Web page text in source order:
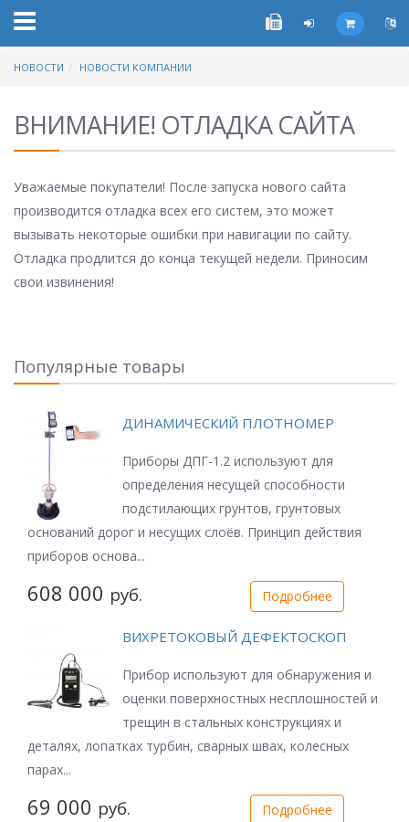
НОВОСТИ НОВОСТИ КОМПАНИИ
ВНИМАНИЕ! ОТЛАДКА САЙТА
Уважаемые покупатели! После запуска нового сайта
производится отладка всех его систем, это может
вызывать некоторые ошибки при навигации по сайту.
Отладка продлится до конца текущей недели. Приносим
свои извинения!
Популярные товары
ДИНАМИЧЕСКИЙ ПЛОТНОМЕР
Приборы ДПГ-1.2 используют для
определения несущей способности
подстилающих грунтов, грунтовых
оснований дорог и несущих слоёв. Принцип действия
приборов основа...
608 000 руб. Подробнее
ВИХРЕТОКОВЫЙ ДЕФЕКТОСКОП
Прибор используют для обнаружения и
оценки поверхностных несплошностей и
трещин в стальных конструкциях и
деталях, лопатках турбин, сварных швах, колесных
парах...
69 000 руб. Подробнее